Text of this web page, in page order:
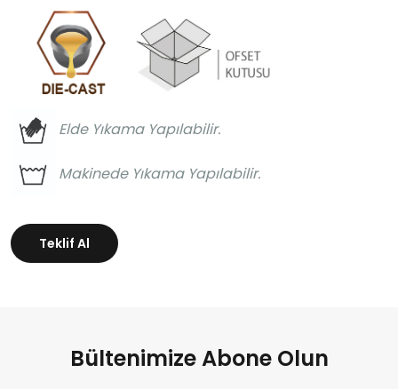
Elde Yıkama Yapılabilir.
Makinede Yıkama Yapılabilir.
Teklif Al
Bültenimize Abone Olun